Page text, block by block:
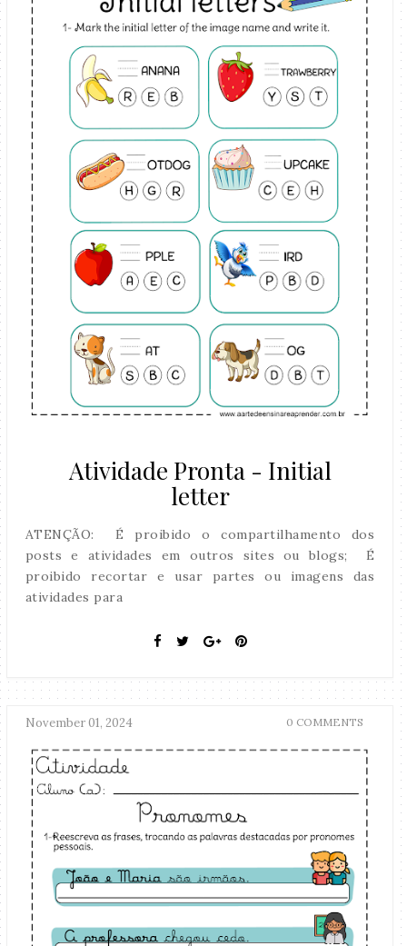
Atividade Pronta - Initial
letter
ATENÇÃO: É proibido o compartilhamento dos
posts e atividades em outros sites ou blogs; É
proibido recortar e usar partes ou imagens das
atividades para
November 01, 2024 0 COMMENTS